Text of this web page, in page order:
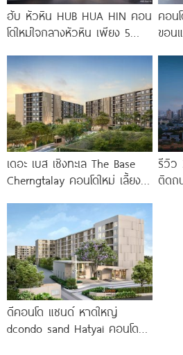
ฮับ หัวหิน HUB HUA HIN คอน
โดใหม่ใจกลางหัวหิน เพียง 5
คอน
ขอน
ขอน
เดอะ เบส เชิงทะเล The Base
Cherngtalay คอนโดใหม่ เลี้ยง
รีวิว
ติดถ
ดีคอนโด แซนด์ หาดใหญ่
dcondo sand Hatyai คอนโด